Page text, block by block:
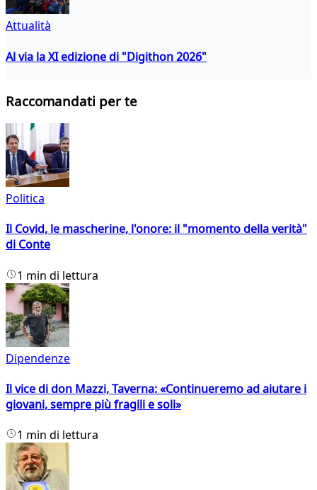
Attualità
Al via la XI edizione di "Digithon 2026"
Raccomandati per te
Politica
Il Covid, le mascherine, l'onore: il "momento della verità"
di Conte
1 min di lettura
Dipendenze
Il vice di don Mazzi, Taverna: «Continueremo ad aiutare i
giovani, sempre più fragili e soli»
1 min di lettura